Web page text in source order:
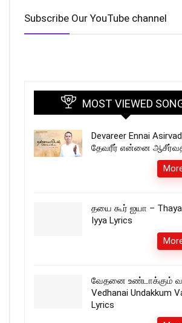
Subscribe Our YouTube channel
MOST VIEWED
Devareer Ennai
தேவரீர் என்னை
தயை கூர் ஐயா –
Iyya Lyrics
வேதனை உண்டாக்கும்
Vedhanai Undakkum
Lyrics